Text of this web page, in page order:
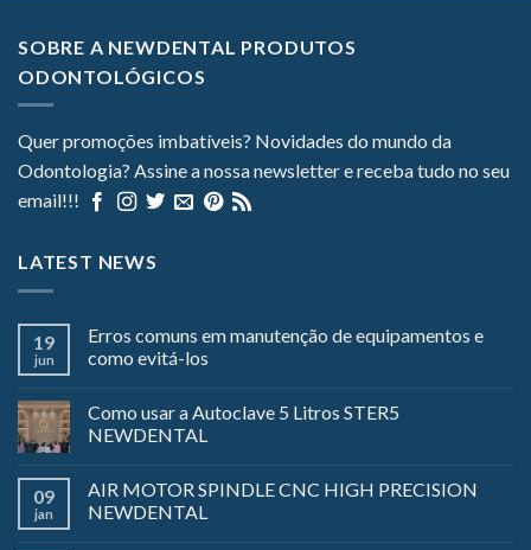
SOBRE A NEWDENTAL PRODUTOS
ODONTOLÓGICOS
Quer promoções imbatíveis? Novidades do mundo da
Odontologia? Assine a nossa newsletter e receba tudo no seu
email!!!
LATEST NEWS
19
jun
Erros comuns em manutenção de equipamentos e
como evitá-los
Como usar a Autoclave 5 Litros STER5
NEWDENTAL
09
jan
AIR MOTOR SPINDLE CNC HIGH PRECISION
NEWDENTAL